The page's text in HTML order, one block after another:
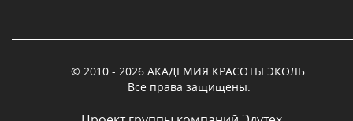
© 2010 - 2026 АКАДЕМИЯ КРАСОТЫ ЭКОЛЬ.
Все права защищены.